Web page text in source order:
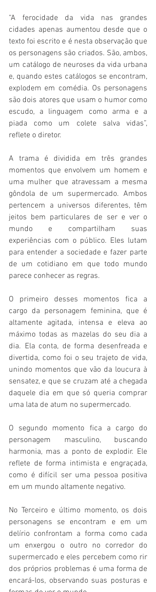
“A ferocidade da vida nas grandes
cidades apenas aumentou desde que o
texto foi escrito e é nesta observação que
os personagens são criados. São, ambos,
um catálogo de neuroses da vida urbana
e, quando estes catálogos se encontram,
explodem em comédia. Os personagens
são dois atores que usam o humor como
escudo, a linguagem como arma e a
piada como um colete salva vidas”,
reflete o diretor.
A trama é dividida em três grandes
momentos que envolvem um homem e
uma mulher que atravessam a mesma
gôndola de um supermercado. Ambos
pertencem a universos diferentes, têm
jeitos bem particulares de ser e ver o
mundo e compartilham suas
experiências com o público. Eles lutam
para entender a sociedade e fazer parte
de um cotidiano em que todo mundo
parece conhecer as regras.
O primeiro desses momentos fica a
cargo da personagem feminina, que é
altamente agitada, intensa e eleva ao
máximo todas as mazelas do seu dia a
dia. Ela conta, de forma desenfreada e
divertida, como foi o seu trajeto de vida,
unindo momentos que vão da loucura à
sensatez, e que se cruzam até a chegada
daquele dia em que só queria comprar
uma lata de atum no supermercado.
O segundo momento fica a cargo do
personagem masculino, buscando
harmonia, mas a ponto de explodir. Ele
reflete de forma intimista e engraçada,
como é difícil ser uma pessoa positiva
em um mundo altamente negativo.
No Terceiro e último momento, os dois
personagens se encontram e em um
delírio confrontam a forma como cada
um enxergou o outro no corredor do
supermercado e eles percebem como rir
dos próprios problemas é uma forma de
encará-los, observando suas posturas e